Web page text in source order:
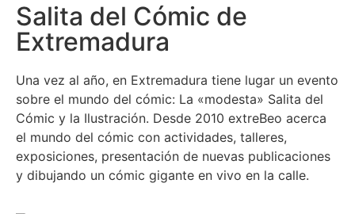
Salita del Cómic de
Extremadura
Una vez al año, en Extremadura tiene lugar un evento
sobre el mundo del cómic: La «modesta» Salita del
Cómic y la Ilustración. Desde 2010 extreBeo acerca
el mundo del cómic con actividades, talleres,
exposiciones, presentación de nuevas publicaciones
y dibujando un cómic gigante en vivo en la calle.